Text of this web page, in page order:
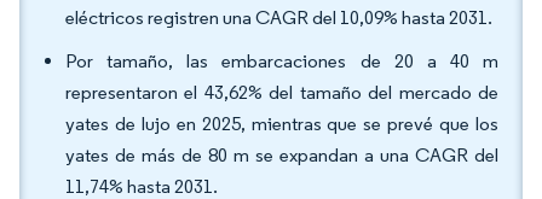
eléctricos registren una CAGR del 10,09% hasta 2031.
Por tamaño, las embarcaciones de 20 a 40 m
representaron el 43,62% del tamaño del mercado de
yates de lujo en 2025, mientras que se prevé que los
yates de más de 80 m se expandan a una CAGR del
11,74% hasta 2031.